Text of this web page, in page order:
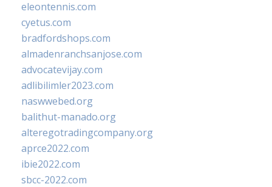
eleontennis.com
cyetus.com
bradfordshops.com
almadenranchsanjose.com
advocatevijay.com
adlibilimler2023.com
naswwebed.org
balithut-manado.org
alteregotradingcompany.org
aprce2022.com
ibie2022.com
sbcc-2022.com